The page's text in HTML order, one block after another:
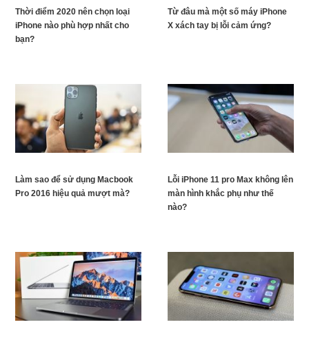
Thời điểm 2020 nên chọn loại
iPhone nào phù hợp nhất cho
bạn?
Từ đâu mà một số máy iPhone
X xách tay bị lỗi cảm ứng?
Làm sao để sử dụng Macbook
Pro 2016 hiệu quả mượt mà?
Lỗi iPhone 11 pro Max không lên
màn hình khắc phụ như thế
nào?